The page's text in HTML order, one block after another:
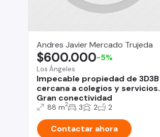
Andres Javier Mercado Trujeda
Los Ángeles
Impecable propiedad de 3D3B
cercana a colegios y servicios.
Gran conectividad
$600.000-5%
88 m2 3 2 2
Contactar ahora